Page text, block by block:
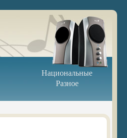
Национальные
Разное